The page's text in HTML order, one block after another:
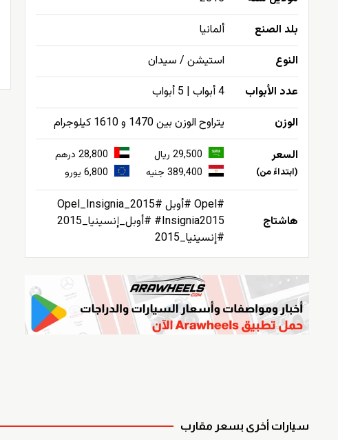
بلد الصنع
ألمانيا
النوع
استيشن / سيدان
عدد الأبواب
4 أبواب | 5 أبواب
الوزن
يتراوح الوزن بين 1470 و 1610 كيلوجرام
السعر
(ابتداءً من)
29,500 ريال
28,800 درهم
389,400 جنيه
6,800 يورو
هاشتاج
#Opel #أوبل #Opel_Insignia_2015
#Insignia2015 #أوبل_إنسينيا_2015
#إنسينيا_2015
سيارات أخرى بسعر مقارب